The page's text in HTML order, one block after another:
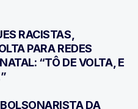
RACISTAS,
PARA REDES
“TÔ DE VOLTA, E
DA